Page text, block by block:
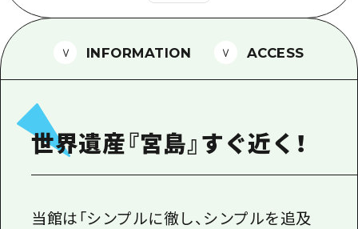
2泊3日
観光案内所
広島県を訪れる外国人旅行者向け情報一
ボランティアガイド
ガイドブック
よくあるご質問
INFORMATION ACCESS
世界遺産『宮島』すぐ近く！
当館は「シンプルに徹し、シンプルを追及